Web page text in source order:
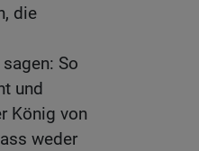
die
So
und
König von
weder